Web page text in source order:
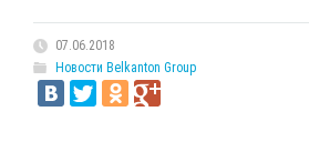
07.06.2018
Новости Belkanton Group